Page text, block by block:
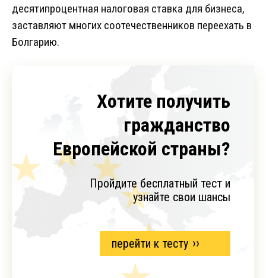
десятипроцентная налоговая ставка для бизнеса,
заставляют многих соотечественников переехать в
Болгарию.
Хотите получить
гражданство
Европейской страны?
Пройдите бесплатный тест и
узнайте свои шансы
перейти к тесту